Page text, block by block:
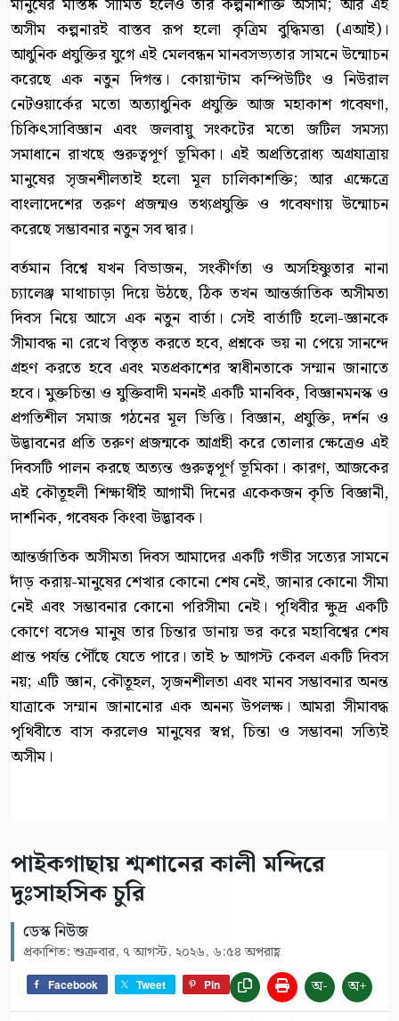
মানুষের মস্তিষ্ক সীমিত হলেও তার কল্পনাশক্তি অসীম; আর এই
অসীম কল্পনারই বাস্তব রূপ হলো কৃত্রিম বুদ্ধিমত্তা (এআই)।
আধুনিক প্রযুক্তির যুগে এই মেলবন্ধন মানবসভ্যতার সামনে উন্মোচন
করেছে এক নতুন দিগন্ত। কোয়ান্টাম কম্পিউটিং ও নিউরাল
নেটওয়ার্কের মতো অত্যাধুনিক প্রযুক্তি আজ মহাকাশ গবেষণা,
চিকিৎসাবিজ্ঞান এবং জলবায়ু সংকটের মতো জটিল সমস্যা
সমাধানে রাখছে গুরুত্বপূর্ণ ভূমিকা। এই অপ্রতিরোধ্য অগ্রযাত্রায়
মানুষের সৃজনশীলতাই হলো মূল চালিকাশক্তি; আর এক্ষেত্রে
বাংলাদেশের তরুণ প্রজন্মও তথ্যপ্রযুক্তি ও গবেষণায় উন্মোচন
করেছে সম্ভাবনার নতুন সব দ্বার।
বর্তমান বিশ্বে যখন বিভাজন, সংকীর্ণতা ও অসহিষ্ণুতার নানা
চ্যালেঞ্জ মাথাচাড়া দিয়ে উঠছে, ঠিক তখন আন্তর্জাতিক অসীমতা
দিবস নিয়ে আসে এক নতুন বার্তা। সেই বার্তাটি হলো-জ্ঞানকে
সীমাবদ্ধ না রেখে বিস্তৃত করতে হবে, প্রশ্নকে ভয় না পেয়ে সানন্দে
গ্রহণ করতে হবে এবং মতপ্রকাশের স্বাধীনতাকে সম্মান জানাতে
হবে। মুক্তচিন্তা ও যুক্তিবাদী মননই একটি মানবিক, বিজ্ঞানমনস্ক ও
প্রগতিশীল সমাজ গঠনের মূল ভিত্তি। বিজ্ঞান, প্রযুক্তি, দর্শন ও
উদ্ভাবনের প্রতি তরুণ প্রজন্মকে আগ্রহী করে তোলার ক্ষেত্রেও এই
দিবসটি পালন করছে অত্যন্ত গুরুত্বপূর্ণ ভূমিকা। কারণ, আজকের
এই কৌতূহলী শিক্ষার্থীই আগামী দিনের একেকজন কৃতি বিজ্ঞানী,
দার্শনিক, গবেষক কিংবা উদ্ভাবক।
আন্তর্জাতিক অসীমতা দিবস আমাদের একটি গভীর সত্যের সামনে
দাঁড় করায়-মানুষের শেখার কোনো শেষ নেই, জানার কোনো সীমা
নেই এবং সম্ভাবনার কোনো পরিসীমা নেই। পৃথিবীর ক্ষুদ্র একটি
কোণে বসেও মানুষ তার চিন্তার ডানায় ভর করে মহাবিশ্বের শেষ
প্রান্ত পর্যন্ত পৌঁছে যেতে পারে। তাই ৮ আগস্ট কেবল একটি দিবস
নয়; এটি জ্ঞান, কৌতূহল, সৃজনশীলতা এবং মানব সম্ভাবনার অনন্ত
যাত্রাকে সম্মান জানানোর এক অনন্য উপলক্ষ। আমরা সীমাবদ্ধ
পৃথিবীতে বাস করলেও মানুষের স্বপ্ন, চিন্তা ও সম্ভাবনা সত্যিই
অসীম।
পাইকগাছায় শ্মশানের কালী মন্দিরে
দুঃসাহসিক চুরি
ডেস্ক নিউজ
প্রকাশিত: শুক্রবার, ৭ আগস্ট, ২০২৬, ৬:৫৪ অপরাহ্ণ
Facebook Tweet Pin অ- অ+